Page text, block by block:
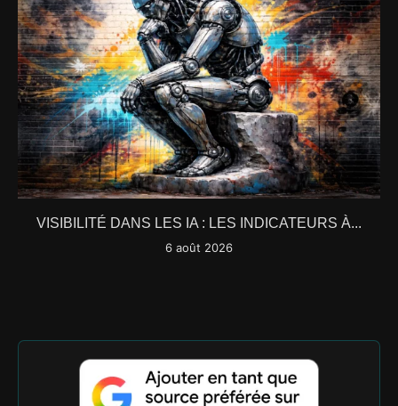
VISIBILITÉ DANS LES IA : LES INDICATEURS À...
6 août 2026